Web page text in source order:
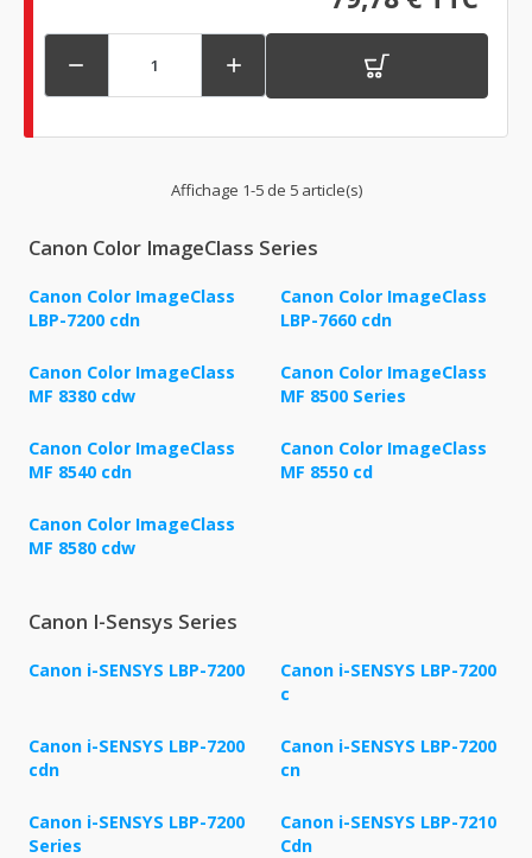
 
Affichage 1-5 de 5 article(s)
Canon Color ImageClass Series
Canon Color ImageClass
LBP-7200 cdn
Canon Color ImageClass
LBP-7660 cdn
Canon Color ImageClass
MF 8380 cdw
Canon Color ImageClass
MF 8500 Series
Canon Color ImageClass
MF 8540 cdn
Canon Color ImageClass
MF 8550 cd
Canon Color ImageClass
MF 8580 cdw
Canon I-Sensys Series
Canon i-SENSYS LBP-7200
Canon i-SENSYS LBP-7200
c
Canon i-SENSYS LBP-7200
cdn
Canon i-SENSYS LBP-7200
cn
Canon i-SENSYS LBP-7200
Series
Canon i-SENSYS LBP-7210
Cdn